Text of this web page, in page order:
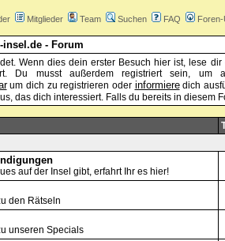
Mitglieder Team Suchen FAQ
- Forum
Wenn dies dein erster Besuch hier ist, lese dir
Du musst außerdem registriert sein, um
um dich zu registrieren oder informieredich
das dich interessiert. Falls du bereits in diesem
auf der Insel gibt, erfahrt Ihr es hier!
den Rätseln
unseren Specials